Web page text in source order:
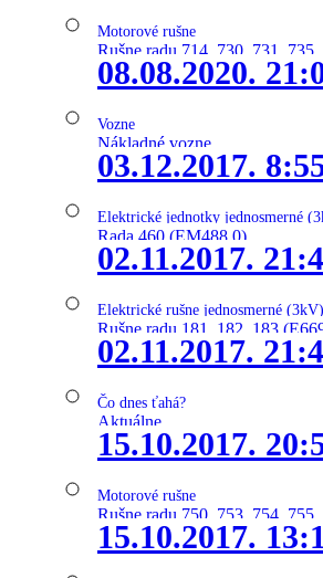
Motorové rušne
Rušne radu 714, 730, 731,
08.08.2020.
Vozne
Nákladné vozne
03.12.2017.
Elektrické jednotky jednosmerné
Rada 460 (EM488.0)
02.11.2017.
Elektrické rušne jednosmerné (3kV)
Rušne radu 181, 182, 183
02.11.2017.
Čo dnes ťahá?
Aktuálne
15.10.2017.
Motorové rušne
Rušne radu 750, 753, 754,
15.10.2017.